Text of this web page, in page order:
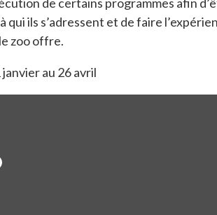
qui ils s’adressent et de faire
zoo offre.
janvier au 26 avril